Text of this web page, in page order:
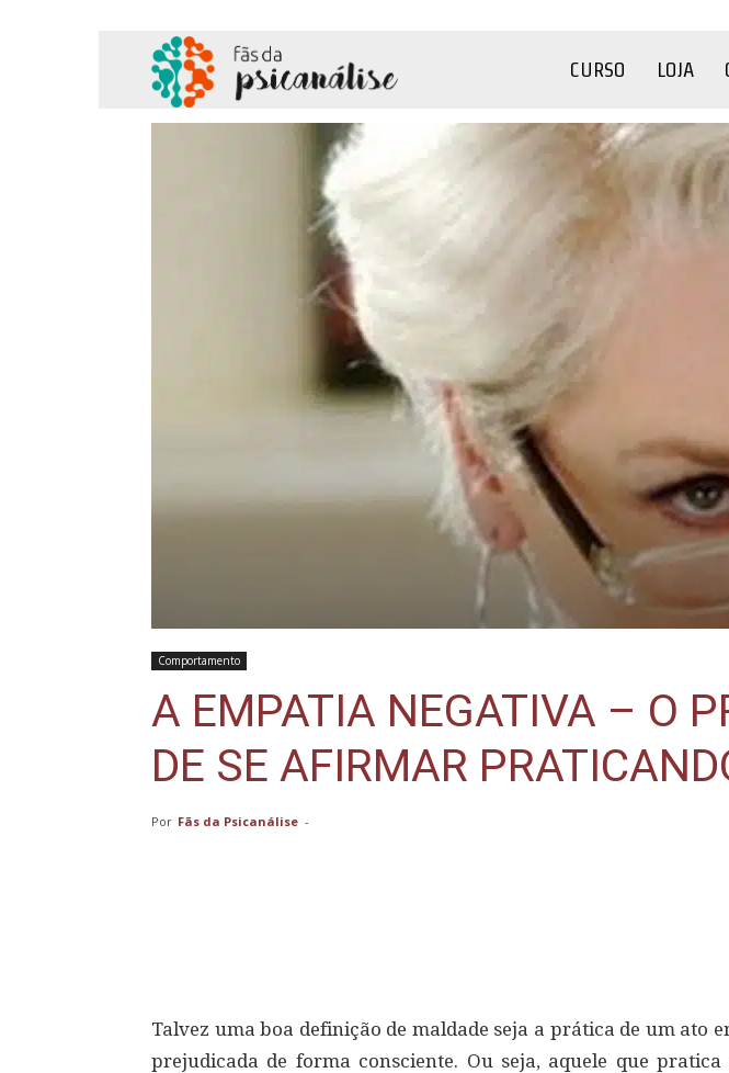
Psicanálise
CURSO LOJA
Comportamento
A EMPATIA NEGATIVA – O
DE SE AFIRMAR
Por Fãs da Psicanálise -
Talvez uma boa definição de maldade seja a prática de um ato
prejudicada de forma consciente. Ou seja, aquele que pratica